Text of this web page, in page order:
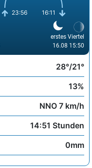
23:56 16:11
erstes Viertel
16.08 15:50
28°/21°
13%
NNO 7 km/h
14:51 Stunden
0mm